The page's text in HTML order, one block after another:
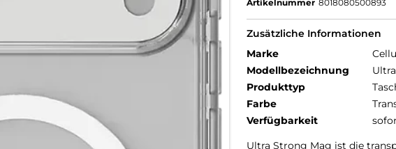
Artikelnummer 8018080500893
Zusätzliche Informationen
Marke
Modellbezeichnung
Produkttyp
Farbe
Verfügbarkeit
Ultra Strong Mag ist die